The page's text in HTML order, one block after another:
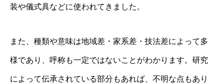
装や儀式具などに使われてきました。
また、種類や意味は地域差・家系差・技法差によって多
様であり、呼称も一定ではないことがわかります。研究
によって伝承されている部分もあれば、不明な点もあり